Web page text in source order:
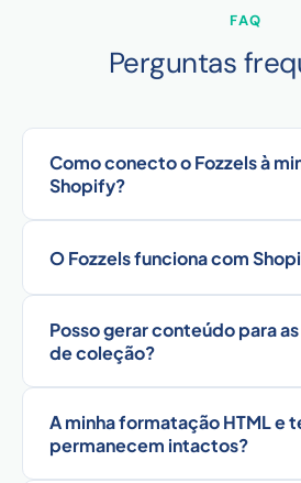
FAQ
Perguntas
Como conecto o Fozzels à
Shopify?
O Fozzels funciona com
Posso gerar conteúdo para
de coleção?
A minha formatação HTML e
permanecem intactos?